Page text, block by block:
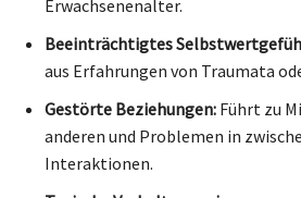
Erwachsenenalter.
Beeinträchtigtes
aus Erfahrungen von Traumata
Gestörte Beziehungen: Führt zu
anderen und Problemen in
Interaktionen.